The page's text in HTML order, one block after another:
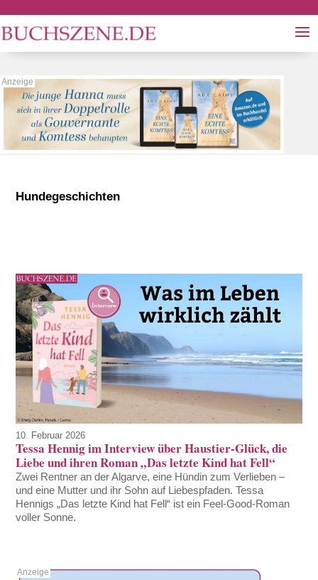
Hundegeschichten
10. Februar 2026
Tessa Hennig im Interview über Haustier-Glück, die
Liebe und ihren Roman „Das letzte Kind hat Fell“
Zwei Rentner an der Algarve, eine Hündin zum Verlieben –
und eine Mutter und ihr Sohn auf Liebespfaden. Tessa
Hennigs „Das letzte Kind hat Fell“ ist ein Feel-Good-Roman
voller Sonne.